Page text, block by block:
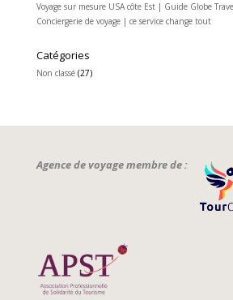
Voyage sur mesure USA côte Est | Guide Globe
Conciergerie de voyage | ce service change tout
Catégories
Non classé(27)
Agence de voyage membre de :